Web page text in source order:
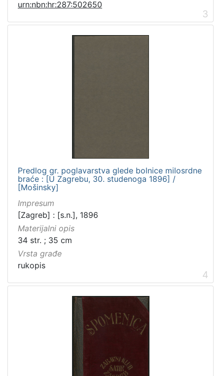
urn:nbn:hr:287:502650
3
Predlog gr. poglavarstva glede bolnice milosrdne
braće : [U Zagrebu, 30. studenoga 1896] /
[Mošinsky]
Impresum
[Zagreb] : [s.n.], 1896
Materijalni opis
34 str. ; 35 cm
Vrsta građe
rukopis
4